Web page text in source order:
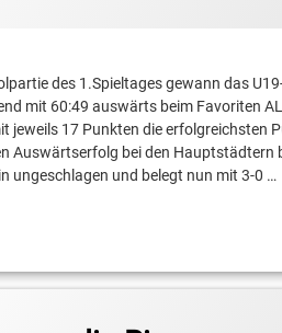
des 1.Spieltages gewann das
mit 60:49 auswärts beim Favoriten
jeweils 17 Punkten die erfolgreichsten
Auswärtserfolg bei den Hauptstädtern
ungeschlagen und belegt nun mit 3-0 …